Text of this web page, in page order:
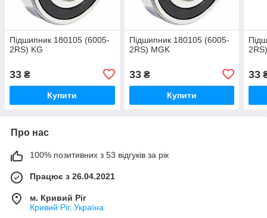
Підшипник 180105 (6005-
2RS) KG
33 ₴
Купити
Підшипник 180105 (6005-
2RS) MGK
33₴
Купити
33
Про нас
100% позитивних з 53 відгуків за рік
Працює з 26.04.2021
м. Кривий Ріг
Кривий Ріг, Україна